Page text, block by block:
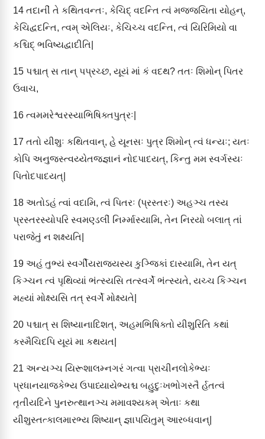
14 તદાનીં તે કથિતવન્તઃ, કેચિદ્ વદન્તિ ત્વં મજ્જયિતા યોહન્,
કેચિદ્વદન્તિ, ત્વમ્ એલિયઃ, કેચિચ્ચ વદન્તિ, ત્વં યિરિમિયો વા
કશ્ચિદ્ ભવિષ્યદ્વાદીતિ|
15 પશ્ચાત્ સ તાન્ પપ્રચ્છ, યૂયં માં કં વદથ? તતઃ શિમોન્ પિતર
ઉવાચ,
16 ત્વમમરેશ્વરસ્યાભિષિક્તપુત્રઃ|
17 તતો યીશુઃ કથિતવાન્, હે યૂનસઃ પુત્ર શિમોન્ ત્વં ધન્યઃ; યતઃ
કોપિ અનુજસ્ત્વય્યેતજ્જ્ઞાનં નોદપાદયત્, કિન્તુ મમ સ્વર્ગસ્યઃ
પિતોદપાદયત્|
18 અતોઽહં ત્વાં વદામિ, ત્વં પિતરઃ (પ્રસ્તરઃ) અહઞ્ચ તસ્ય
પ્રસ્તરસ્યોપરિ સ્વમણ્ડલીં નિર્મ્માસ્યામિ, તેન નિરયો બલાત્ તાં
પરાજેતું ન શક્ષ્યતિ|
19 અહં તુભ્યં સ્વર્ગીયરાજ્યસ્ય કુઞ્જિકાં દાસ્યામિ, તેન યત્
કિઞ્ચન ત્વં પૃથિવ્યાં ભંત્સ્યસિ તત્સ્વર્ગે ભંત્સ્યતે, યચ્ચ કિઞ્ચન
મહ્યાં મોક્ષ્યસિ તત્ સ્વર્ગે મોક્ષ્યતે|
20 પશ્ચાત્ સ શિષ્યાનાદિશત્, અહમભિષિક્તો યીશુરિતિ કથાં
કસ્મૈચિદપિ યૂયં મા કથયત|
21 અન્યઞ્ચ યિરૂશાલમ્નગરં ગત્વા પ્રાચીનલોકેભ્યઃ
પ્રધાનયાજકેભ્ય ઉપાધ્યાયેભ્યશ્ચ બહુદુઃખભોગસ્તૈ ર્હતત્વં
તૃતીયદિને પુનરુત્થાનઞ્ચ મમાવશ્યકમ્ એતાઃ કથા
યીશુસ્તત્કાલમારભ્ય શિષ્યાન્ જ્ઞાપયિતુમ્ આરબ્ધવાન્|